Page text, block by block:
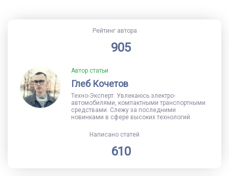
Рейтинг автора
905
Автор статьи
Глеб Кочетов
Техно-Эксперт. Увлекаюсь электро-
автомобилями, компактными транспортными
средствами. Слежу за последними
новинками в сфере высоких технологий.
Написано статей
610